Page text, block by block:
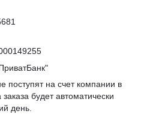
поступят на счет компании в
будет автоматически
день.